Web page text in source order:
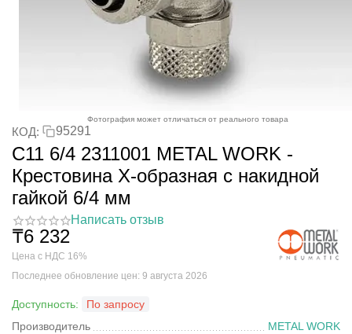
Фотография может отличаться от реального товара
КОД: 95291
C11 6/4 2311001 METAL WORK -
Крестовина X-образная с накидной
гайкой 6/4 мм
Написать отзыв
₸6 232
Цена с НДС 16%
Последнее обновление цен: 9 августа 2026
Доступность:
По запросу
Производитель
METAL WORK